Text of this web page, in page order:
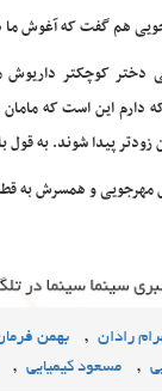
هم گفت که آغوش ما
دختر کوچکتر داریوش
این است که مامان و
زودتر پیدا شوند.‌ به قول
مهرجویی و همسرش به
رادان , بهمن
, مسعود کیمیایی ,